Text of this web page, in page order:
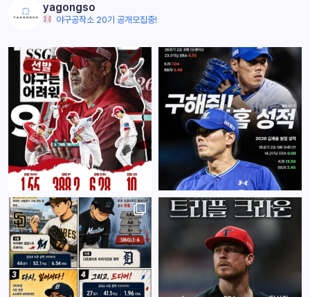
yagongso
야구공작소 20기 공개모집중!